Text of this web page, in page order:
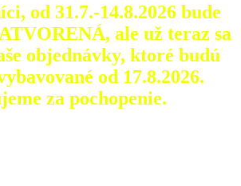
od 31.7.-14.8.2026 bude
ale už teraz sa
objednávky, ktoré budú
od 17.8.2026.
za pochopenie.